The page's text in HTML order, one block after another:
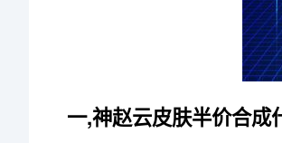
一,神赵云皮肤半价合成